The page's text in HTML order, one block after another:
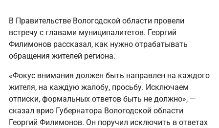
В Правительстве Вологодской области провели
встречу с главами муниципалитетов. Георгий
Филимонов рассказал, как нужно отрабатывать
обращения жителей региона.
«Фокус внимания должен быть направлен на каждого
жителя, на каждую жалобу, просьбу. Исключаем
отписки, формальных ответов быть не должно», —
сказал врио Губернатора Вологодской области
Георгий Филимонов. Он поручил исключить в ответах